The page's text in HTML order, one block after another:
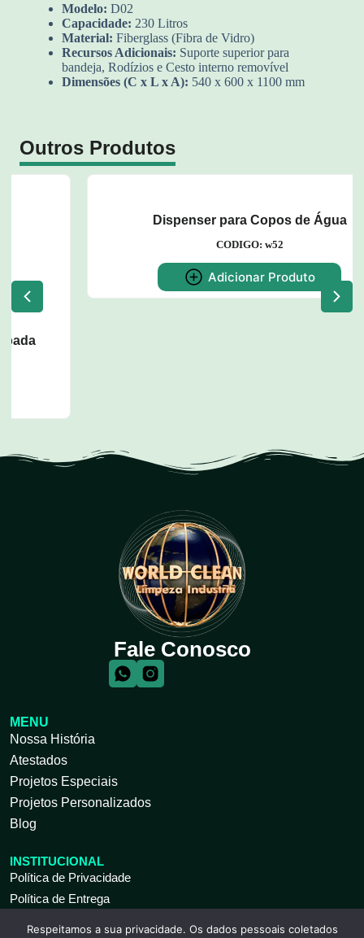
Modelo: D02
Capacidade: 230 Litros
Material: Fiberglass (Fibra de Vidro)
Recursos Adicionais: Suporte superior para
bandeja, Rodízios e Cesto interno removível
Dimensões (C x L x A): 540 x 600 x 1100 mm
Outros Produtos
Fale Conosco
MENU
Nossa História
Atestados
Projetos Especiais
Projetos Personalizados
Blog
INSTITUCIONAL
Política de Privacidade
Política de Entrega
Respeitamos a sua privacidade. Os dados pessoais coletados